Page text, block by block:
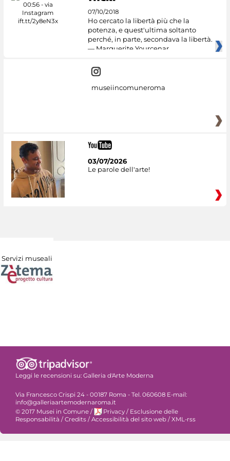
07/10/2018
Ho cercato la libertà più che la
potenza, e quest'ultima soltanto
perché, in parte, secondava la libertà.
— Marguerite Yourcenar
museiincomuneroma
03/07/2026
Le parole dell'arte!
Servizi museali
Leggi le recensioni su: Galleria d'Arte Moderna
Via Francesco Crispi 24 - 00187 Roma - Tel. 060608 E-mail:
info@galleriaartemodernaroma.it
© 2017 Musei in Comune / Privacy / Esclusione delle
Responsabilità / Credits / Accessibilità del sito web / XML-rss